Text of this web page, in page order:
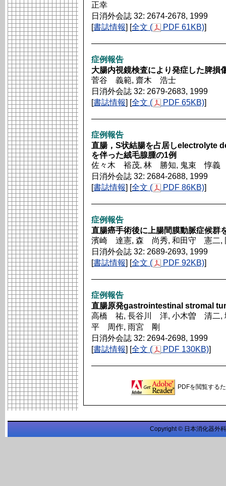
正幸
日消外会誌 32: 2674-2678, 1999
[書誌情報] [全文 ( PDF 61KB)]
症例報告
大腸内視鏡検査により発症した脾損
菅谷 義範, 齋木 浩士
日消外会誌 32: 2679-2683, 1999
[書誌情報] [全文 ( PDF 65KB)]
症例報告
直腸，S状結腸を占居しelectrolyte
を伴った絨毛腺腫の1例
佐々木 裕茂, 林 勝知, 鬼束 惇義
日消外会誌 32: 2684-2688, 1999
[書誌情報] [全文 ( PDF 86KB)]
症例報告
直腸癌手術後に上腸間膜動脈症候群
濱崎 達憲, 森 尚秀, 和田守 憲二,
日消外会誌 32: 2689-2693, 1999
[書誌情報] [全文 ( PDF 92KB)]
症例報告
直腸原発gastrointestinal stromal
高橋 祐, 長谷川 洋, 小木曽 清二
平 周作, 雨宮 剛
日消外会誌 32: 2694-2698, 1999
[書誌情報] [全文 ( PDF 130KB)]
PDFを閲覧する
Copyright © 日本消化器外